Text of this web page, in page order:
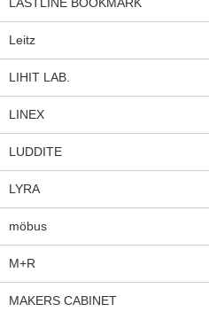
Leitz
LIHIT LAB.
LINEX
LUDDITE
LYRA
möbus
M+R
MAKERS CABINET